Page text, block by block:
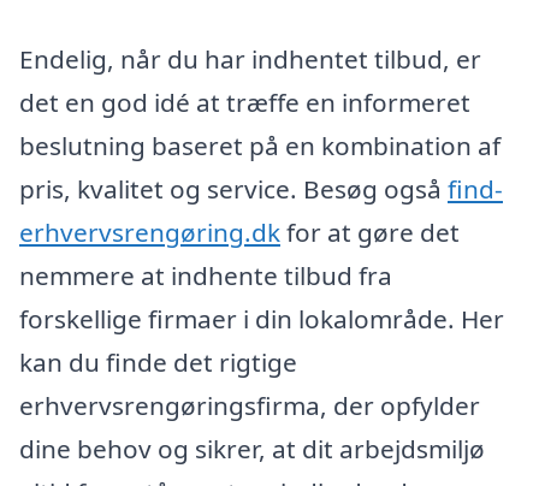
Endelig, når du har indhentet tilbud, er
det en god idé at træffe en informeret
beslutning baseret på en kombination af
pris, kvalitet og service. Besøg også find-
erhvervsrengøring.dkfor at gøre det
nemmere at indhente tilbud fra
forskellige firmaer i din lokalområde. Her
kan du finde det rigtige
erhvervsrengøringsfirma, der opfylder
dine behov og sikrer, at dit arbejdsmiljø